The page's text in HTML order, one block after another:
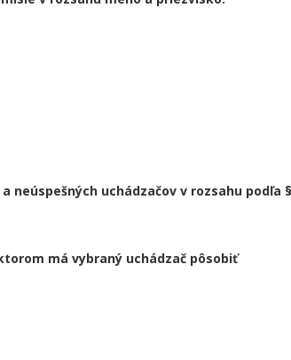
neúspešných uchádzačov v rozsahu podľa
má vybraný uchádzač pôsobiť